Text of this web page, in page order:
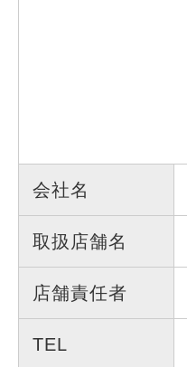
会社名
取扱店舗名
店舗責任者
TEL